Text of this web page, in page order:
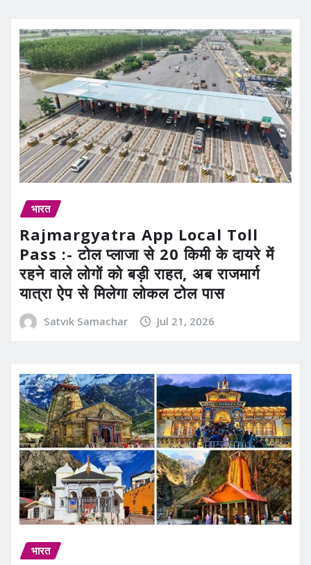
भारत
Rajmargyatra App Local Toll
Pass :- टोल प्लाजा से 20 किमी के दायरे में
रहने वाले लोगों को बड़ी राहत, अब राजमार्ग
यात्रा ऐप से मिलेगा लोकल टोल पास
Satvik Samachar Jul 21, 2026
भारत